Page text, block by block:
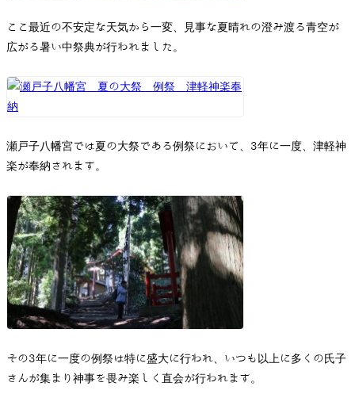
ここ最近の不安定な天気から一変、見事な夏晴れの澄み渡る青空が
広がる暑い中祭典が行われました。
瀬戸子八幡宮では夏の大祭である例祭において、3年に一度、津軽神
楽が奉納されます。
その3年に一度の例祭は特に盛大に行われ、いつも以上に多くの氏子
さんが集まり神事を畏み楽しく直会が行われます。